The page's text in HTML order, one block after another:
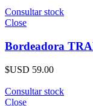
Consultar stock
Close
Bordeadora
$USD 59.00
Consultar stock
Close